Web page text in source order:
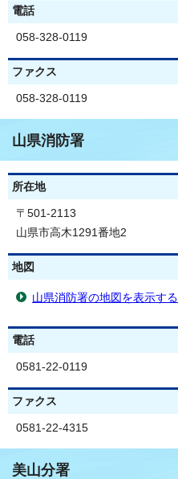
電話
058-328-0119
ファクス
058-328-0119
山県消防署
所在地
〒501-2113
山県市高木1291番地2
地図
山県消防署の地図を表示する
電話
0581-22-0119
ファクス
0581-22-4315
美山分署